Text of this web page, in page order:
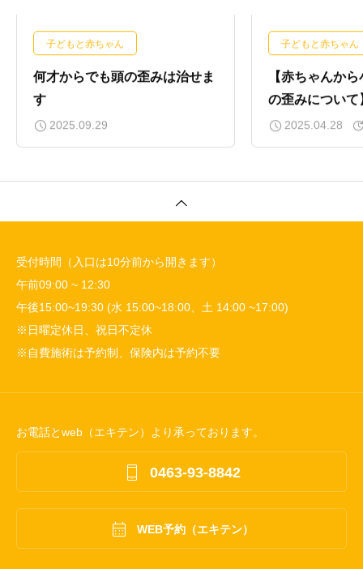
子どもと赤ちゃん
何才からでも頭の歪みは治せま
す
2025.09.29
子どもと赤ちゃん
【赤ちゃんか
の歪みについて
2025.04.28
受付時間（入口は10分前から開きます）
午前09:00 ~ 12:30
午後15:00~19:30 (水 15:00~18:00、土 14:00 ~17:00)
※日曜定休日、祝日不定休
※自費施術は予約制、保険内は予約不要
お電話とweb（エキテン）より承っております。
 0463-93-8842
 WEB予約（エキテン）